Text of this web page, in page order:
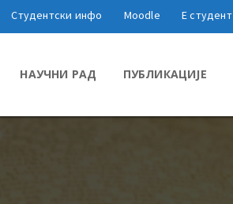
Студентски инфо Moodle Е студент
НАУЧНИ РАД ПУБЛИКАЦИЈЕ